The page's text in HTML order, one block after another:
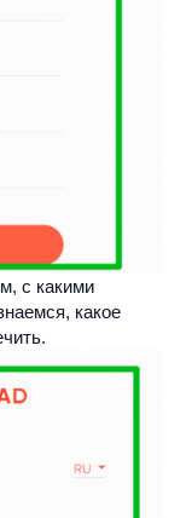
с какими
какое